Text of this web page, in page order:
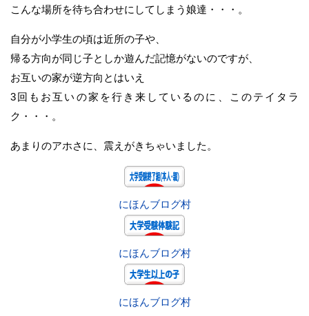
こんな場所を待ち合わせにしてしまう娘達・・・。
自分が小学生の頃は近所の子や、
帰る方向が同じ子としか遊んだ記憶がないのですが、
お互いの家が逆方向とはいえ
3回もお互いの家を行き来しているのに、このテイタラ
ク・・・。
あまりのアホさに、震えがきちゃいました。
にほんブログ村
にほんブログ村
にほんブログ村